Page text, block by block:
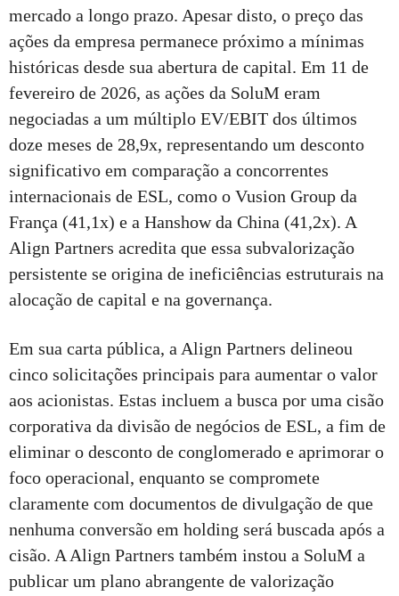
mercado a longo prazo. Apesar disto, o preço das
ações da empresa permanece próximo a mínimas
históricas desde sua abertura de capital. Em 11 de
fevereiro de 2026, as ações da SoluM eram
negociadas a um múltiplo EV/EBIT dos últimos
doze meses de 28,9x, representando um desconto
significativo em comparação a concorrentes
internacionais de ESL, como o Vusion Group da
França (41,1x) e a Hanshow da China (41,2x). A
Align Partners acredita que essa subvalorização
persistente se origina de ineficiências estruturais na
alocação de capital e na governança.
Em sua carta pública, a Align Partners delineou
cinco solicitações principais para aumentar o valor
aos acionistas. Estas incluem a busca por uma cisão
corporativa da divisão de negócios de ESL, a fim de
eliminar o desconto de conglomerado e aprimorar o
foco operacional, enquanto se compromete
claramente com documentos de divulgação de que
nenhuma conversão em holding será buscada após a
cisão. A Align Partners também instou a SoluM a
publicar um plano abrangente de valorização